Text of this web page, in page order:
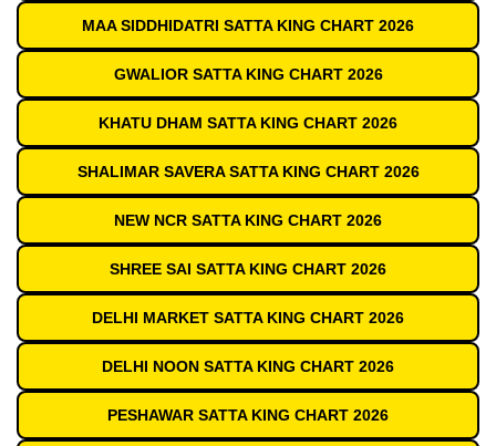
MAA SIDDHIDATRI SATTA KING CHART 2026
GWALIOR SATTA KING CHART 2026
KHATU DHAM SATTA KING CHART 2026
SHALIMAR SAVERA SATTA KING CHART 2026
NEW NCR SATTA KING CHART 2026
SHREE SAI SATTA KING CHART 2026
DELHI MARKET SATTA KING CHART 2026
DELHI NOON SATTA KING CHART 2026
PESHAWAR SATTA KING CHART 2026